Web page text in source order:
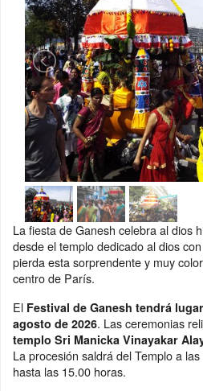
La fiesta de Ganesh celebra al dios
desde el templo dedicado al dios
pierda esta sorprendente y muy
centro de París.
El Festival de Ganesh tendrá
agosto de 2026. Las ceremonias
templo Sri Manicka Vinayakar
La procesión saldrá del Templo a
hasta las 15.00 horas.